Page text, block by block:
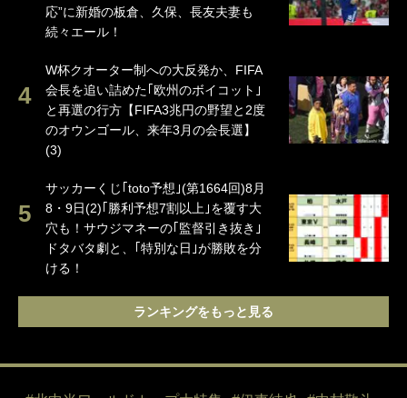
応”に新婚の板倉、久保、長友夫妻も
続々エール！
W杯クオーター制への大反発か、FIFA
会長を追い詰めた｢欧州のボイコット｣
と再選の行方【FIFA3兆円の野望と2度
のオウンゴール、来年3月の会長選】
(3)
サッカーくじ｢toto予想｣(第1664回)8月
8・9日(2)｢勝利予想7割以上｣を覆す大
穴も！サウジマネーの｢監督引き抜き｣
ドタバタ劇と、｢特別な日｣が勝敗を分
ける！
ランキングをもっと見る